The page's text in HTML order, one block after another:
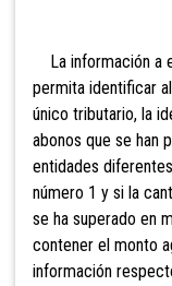
La información a
permita identificar
único tributario, la
abonos que se han
entidades
número 1 y si la
se ha superado en
contener el monto
información